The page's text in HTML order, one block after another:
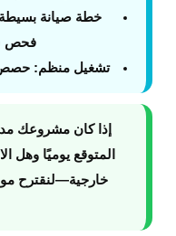
خطة صيانة بسيطة
فحص
تشغيل منظم: حصص
إذا كان مشروعك
المتوقع يوميًا وهل
خارجية—لنقترح